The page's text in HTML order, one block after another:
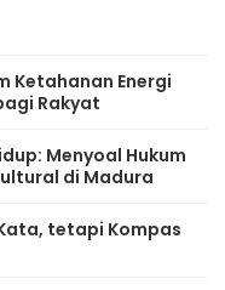
Ketahanan Energi
Rakyat
Menyoal Hukum
di Madura
tetapi Kompas